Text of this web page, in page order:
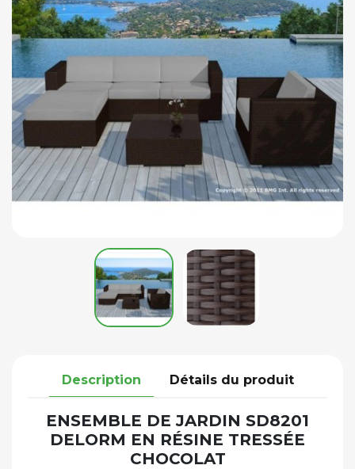
Description Détails du produit
ENSEMBLE DE JARDIN SD8201
DELORM EN RÉSINE TRESSÉE
CHOCOLAT